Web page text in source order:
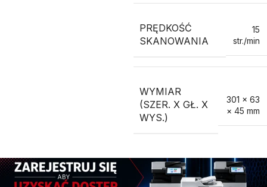
PRĘDKOŚĆ
SKANOWANIA
15
str./min
WYMIAR
(SZER. X GŁ. X
WYS.)
301 × 63
× 45 mm